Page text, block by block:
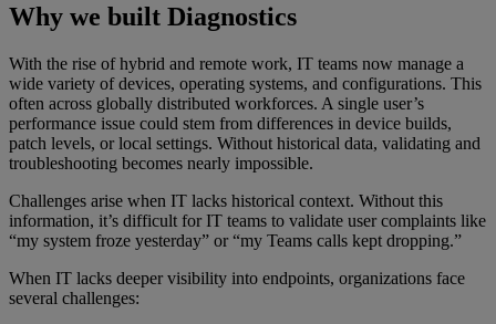
Why we built Diagnostics
With the rise of hybrid and remote work, IT teams now manage a
wide variety of devices, operating systems, and configurations. This
often across globally distributed workforces. A single user’s
performance issue could stem from differences in device builds,
patch levels, or local settings. Without historical data, validating and
troubleshooting becomes nearly impossible.
Challenges arise when IT lacks historical context. Without this
information, it’s difficult for IT teams to validate user complaints like
“my system froze yesterday” or “my Teams calls kept dropping.”
When IT lacks deeper visibility into endpoints, organizations face
several challenges: